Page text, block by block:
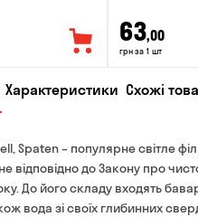
63,00
грн за 1 шт
Характеристики Схожі
Spaten – популярне світле
відповідно до Закону про
До його складу входять
вода зі своїх глибинних